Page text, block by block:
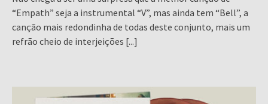
“Empath” seja a instrumental “V”, mas ainda tem “Bell”, a
canção mais redondinha de todas deste conjunto, mais um
refrão cheio de interjeições [...]